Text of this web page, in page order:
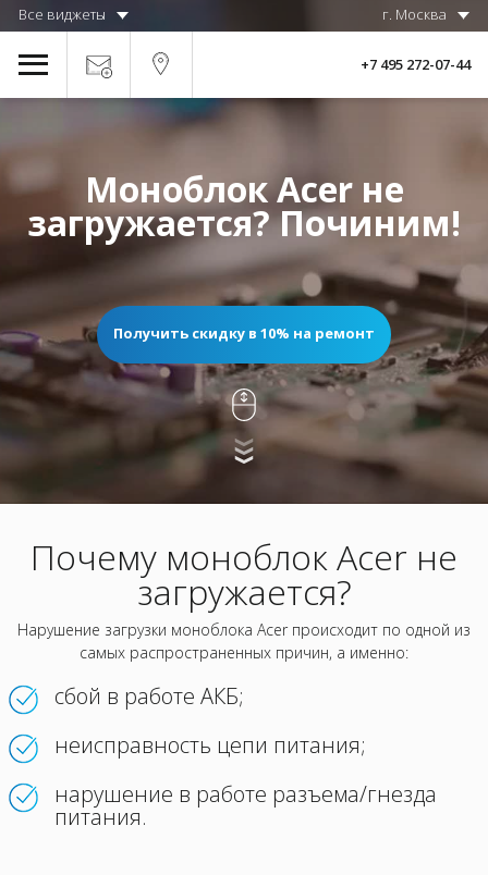
Все виджеты г. Москва
+7 495 272-07-44
Моноблок Acer не
загружается? Починим!
Получить скидку в 10% на ремонт
Почему моноблок Acer не
загружается?
Нарушение загрузки моноблока Acer происходит по одной из
самых распространенных причин, а именно:
сбой в работе АКБ;
неисправность цепи питания;
нарушение в работе разъема/гнезда
питания.